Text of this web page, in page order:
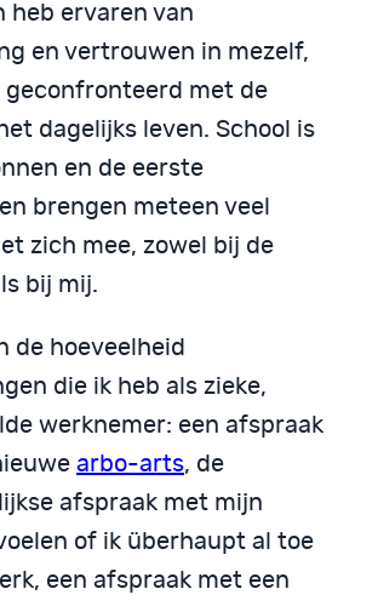
heb ervaren van
en vertrouwen in mezelf,
geconfronteerd met de
dagelijks leven. School is
en de eerste
brengen meteen veel
zich mee, zowel bij de
bij mij.
de hoeveelheid
die ik heb als zieke,
werknemer: een afspraak
arbo-arts, de
afspraak met mijn
of ik überhaupt al toe
een afspraak met een